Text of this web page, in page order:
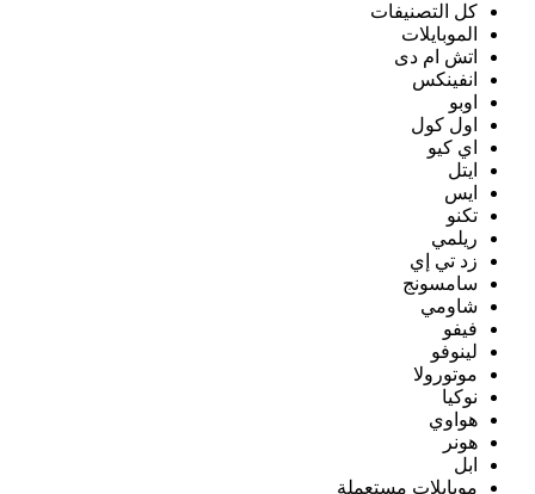
كل التصنيفات
الموبايلات
اتش ام دى
انفينكس
اوبو
اول كول
اي كيو
ايتل
ايس
تكنو
ريلمي
زد تي إي
سامسونج
شاومي
فيفو
لينوفو
موتورولا
نوكيا
هواوي
هونر
ابل
موبايلات مستعملة